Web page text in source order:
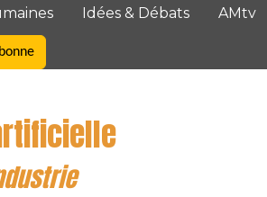
Idées & Débats AMtv